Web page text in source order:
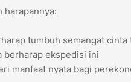
harapannya:
tumbuh semangat cinta
berharap ekspedisi ini
manfaat nyata bagi